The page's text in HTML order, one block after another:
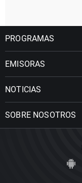
PROGRAMAS
EMISORAS
NOTICIAS
SOBRE NOSOTROS